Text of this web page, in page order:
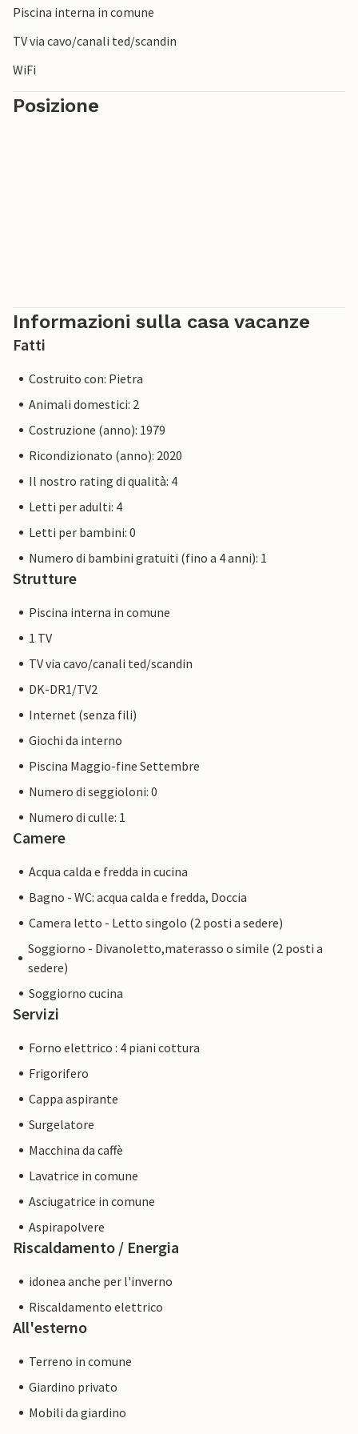
scogliere con vista sul mare.
Piscina interna in comune
TV via cavo/canali ted/scandin
WiFi
Posizione
Informazioni sulla casa vacanze
Fatti
Costruito con: Pietra
Animali domestici: 2
Costruzione (anno): 1979
Ricondizionato (anno): 2020
Il nostro rating di qualità: 4
Letti per adulti: 4
Letti per bambini: 0
Numero di bambini gratuiti (fino a 4 anni): 1
Strutture
Piscina interna in comune
1 TV
TV via cavo/canali ted/scandin
DK-DR1/TV2
Internet (senza fili)
Giochi da interno
Piscina Maggio-fine Settembre
Numero di seggioloni: 0
Numero di culle: 1
Camere
Acqua calda e fredda in cucina
Bagno - WC: acqua calda e fredda, Doccia
Camera letto - Letto singolo (2 posti a sedere)
Soggiorno - Divanoletto,materasso o simile (2 posti a
sedere)
Soggiorno cucina
Servizi
Forno elettrico : 4 piani cottura
Frigorifero
Cappa aspirante
Surgelatore
Macchina da caffè
Lavatrice in comune
Asciugatrice in comune
Aspirapolvere
Riscaldamento / Energia
idonea anche per l'inverno
Riscaldamento elettrico
All'esterno
Terreno in comune
Giardino privato
Mobili da giardino